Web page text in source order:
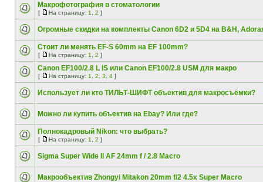
Макрофотография в стоматологии
[ На страницу: 1 2 ]
Огромные скидки на комплекты Canon 6D2 и 5D4 на B&H,
Стоит ли менять EF-S 60mm на EF 100mm?
[ На страницу: 1 2 ]
Canon EF100/2.8 L IS или Canon EF100/2.8 USM для макро
[ На страницу: 1 2 3 4 ]
Использует ли кто ТИЛЬТ-ШИФТ объектив для макросъёмки?
Можно ли купить объектив на Ebay? Или где?
Полнокадровый Nikon: что выбрать?
[ На страницу: 1 2 ]
Sigma Super Wide II AF 24mm f / 2.8 Macro
Макрообъектив Zhongyi Mitakon 20mm f/2 4.5x Super Macro